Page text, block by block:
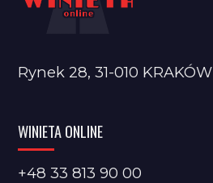
Rynek 28, 31-010 KRAKÓW
WINIETA ONLINE
+48 33 813 90 00